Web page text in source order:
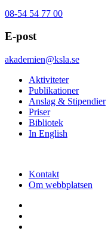
08-54 54 77 00
E-post
akademien@ksla.se
Aktiviteter
Publikationer
Anslag & Stipendier
Priser
Bibliotek
In English
Kontakt
Om webbplatsen